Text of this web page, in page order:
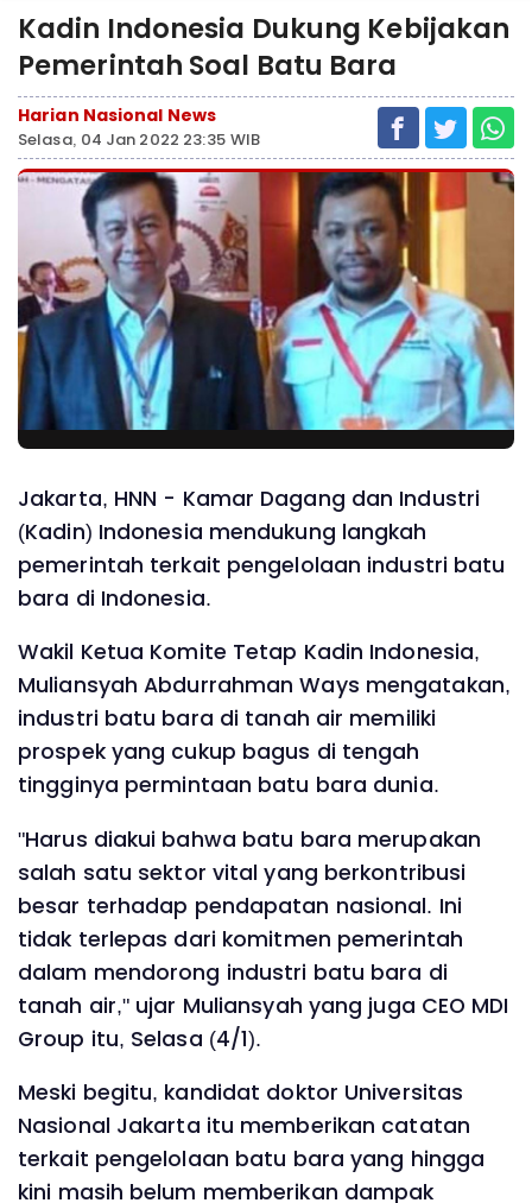
Kadin Indonesia Dukung Kebijakan
Pemerintah Soal Batu Bara
Harian Nasional News
Selasa, 04 Jan 2022 23:35 WIB
Jakarta, HNN - Kamar Dagang dan Industri
(Kadin) Indonesia mendukung langkah
pemerintah terkait pengelolaan industri batu
bara di Indonesia.
Wakil Ketua Komite Tetap Kadin Indonesia,
Muliansyah Abdurrahman Ways mengatakan,
industri batu bara di tanah air memiliki
prospek yang cukup bagus di tengah
tingginya permintaan batu bara dunia.
"Harus diakui bahwa batu bara merupakan
salah satu sektor vital yang berkontribusi
besar terhadap pendapatan nasional. Ini
tidak terlepas dari komitmen pemerintah
dalam mendorong industri batu bara di
tanah air," ujar Muliansyah yang juga CEO MDI
Group itu, Selasa (4/1).
Meski begitu, kandidat doktor Universitas
Nasional Jakarta itu memberikan catatan
terkait pengelolaan batu bara yang hingga
kini masih belum memberikan dampak